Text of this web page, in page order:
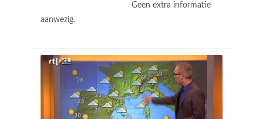
Geen extra informatie
aanwezig.